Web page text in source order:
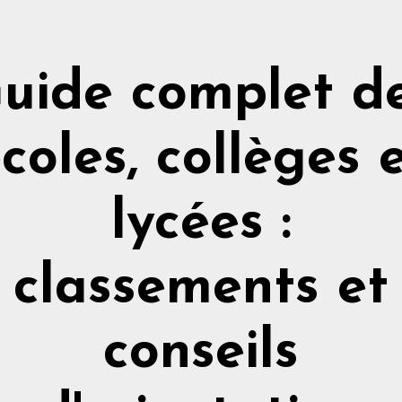
complet
collèges
lycées :
classements et
conseils